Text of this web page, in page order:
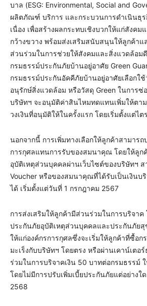
บาล (ESG: Environmental, Social and
ผลิตภัณฑ์ บริการ และกระบวนการดำเนินธุร
เนื่อง เพื่อสร้างผลกระทบเชิงบวกให้แก่สังคม
กว้างขวาง พร้อมส่งเสริมสนับสนุนให้ลูกค้า
ส่วนร่วมในการช่วยให้สังคมและสิ่งแวดล้อม
กรมธรรม์ประกันภัยบ้านอยู่อาศัย Green
กรมธรรม์ประกันอัคคีภัยบ้านอยู่อาศัยเลือกใ
อนุรักษ์สิ่งแวดล้อม หรือวัสดุ Green ในการ
บริษัทฯ จะอนุมัติค่าสินไหมทดแทนเพิ่มให้ตาม
วงเงินที่อนุมัติให้ในครั้งแรก โดยเริ่มตั้งแต่ไ
นอกจากนี้ การเพิ่มทางเลือกให้ลูกค้าสามารถ
การกุศลแทนการรับของสมนาคุณ โดยให้ลูก
อุบัติเหตุส่วนบุคคลผ่านเว็บไซต์ของบริษัทฯ ส
Voucher หรือของสมนาคุณที่ได้รับเป็นเงินบ
ได้ เริ่มตั้งแต่วันที่ 1 กรกฎาคม 2567
การส่งเสริมให้ลูกค้ามีส่วนร่วมในการบริจาค
ประกันภัยอุบัติเหตุส่วนบุคคลและประกันภัย
ให้แก่องค์กรการกุศลซึ่งจะเริ่มให้ลูกค้าที่ซื้อ
มะเร็งกับบริษัทฯ โดยตรง หรือผ่านเคาน์เตอ
ร่วมในการบริจาคเงิน 50 บาทต่อกรมธรรม์
โดยไม่มีการปรับเพิ่มเบี้ยประกันภัยแต่อย่างใ
2568